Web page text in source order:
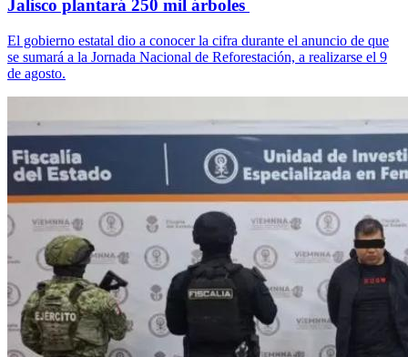
Jalisco plantará 250 mil árboles
El gobierno estatal dio a conocer la cifra durante el anuncio de que
se sumará a la Jornada Nacional de Reforestación, a realizarse el 9
de agosto.